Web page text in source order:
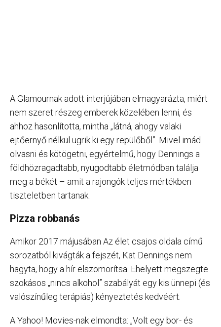
A Glamournak adott interjújában elmagyarázta, miért
nem szeret részeg emberek közelében lenni, és
ahhoz hasonlította, mintha „látná, ahogy valaki
ejtőernyő nélkül ugrik ki egy repülőből”. Mivel imád
olvasni és kötögetni, egyértelmű, hogy Dennings a
földhözragadtabb, nyugodtabb életmódban találja
meg a békét – amit a rajongók teljes mértékben
tiszteletben tartanak.
Pizza robbanás
Amikor 2017 májusában Az élet csajos oldala című
sorozatból kivágták a fejszét, Kat Dennings nem
hagyta, hogy a hír elszomorítsa. Ehelyett megszegte
szokásos „nincs alkohol” szabályát egy kis ünnepi (és
valószínűleg terápiás) kényeztetés kedvéért.
A Yahoo! Movies-nak elmondta: „Volt egy bor- és